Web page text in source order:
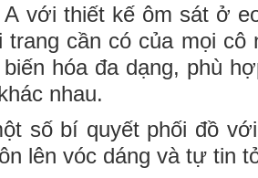
với thiết kế ôm sát ở
trang cần có của mọi cô
hóa đa dạng, phù
nhau.
số bí quyết phối đồ
lên vóc dáng và tự tin